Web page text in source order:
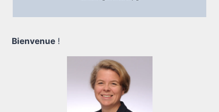
Bienvenue !